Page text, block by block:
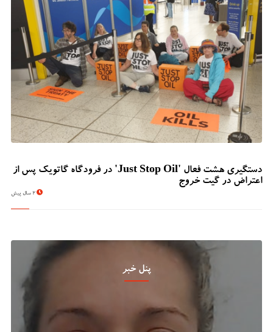
دستگیری هشت فعال 'Just Stop Oil' در فرودگاه گاتویک پس از
اعتراض در گیت خروج
2 سال پیش
پنل خبر